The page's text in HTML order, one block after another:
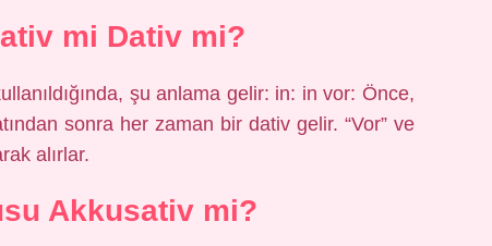
mi Dativ mi?
şu anlama gelir: in: in vor: Önce,
sonra her zaman bir dativ gelir. “Vor” ve
alırlar.
Akkusativ mi?